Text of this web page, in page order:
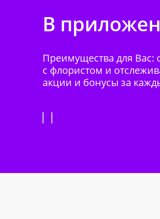
В
Преимущества для Вас:
с флористом и
акции и бонусы за